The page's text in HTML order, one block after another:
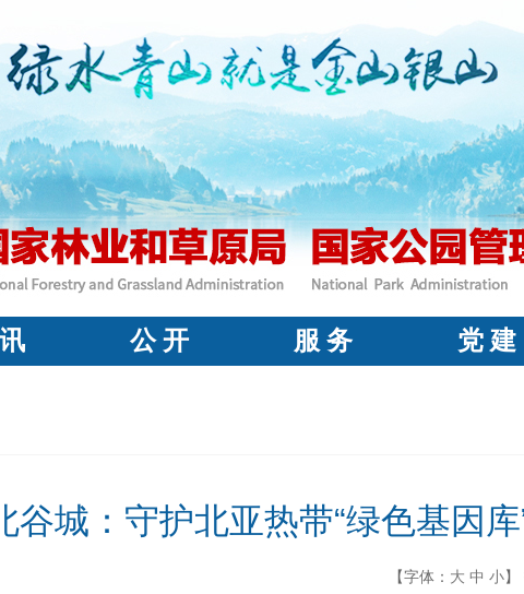
公 开 服 务 党 建
谷城：守护北亚热带“绿色基因库
【字体： 大 中 小】